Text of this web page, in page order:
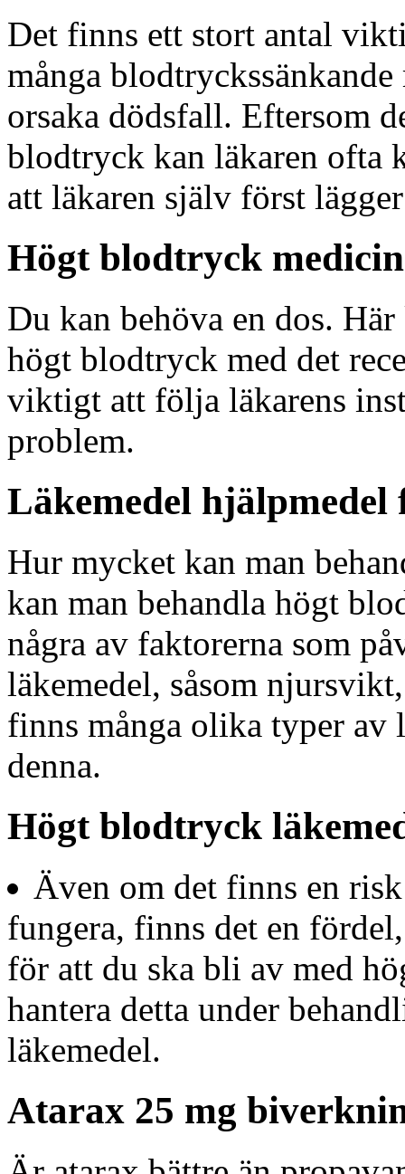
Det finns ett stort antal
många
orsaka dödsfall. Eftersom
blodtryck kan läkaren ofta
att läkaren själv först
Högt blodtryck
Du kan behöva en dos.
högt blodtryck med det
viktigt att följa läkarens
problem.
Läkemedel hjälpmedel
Hur mycket kan man
kan man behandla högt
några av faktorerna som
läkemedel, såsom
finns många olika typer av
denna.
Högt blodtryck
Även om det finns en
fungera, finns det en
för att du ska bli av med
hantera detta under
läkemedel.
Atarax 25 mg